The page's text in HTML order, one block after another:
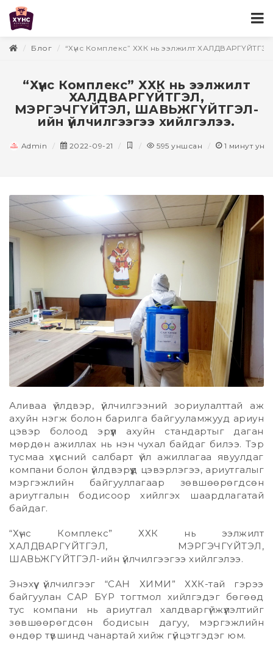
Блог “Хүнс Комплекс” ХХК нь ээлжилт
“Хүнс Комплекс” ХХК нь ээлжилт
ХАЛДВАРГҮЙТГЭЛ,
МЭРГЭЧГҮЙТЭЛ, ШАВЬЖГҮЙТГЭЛ-
ийн үйлчилгээгээ хийлгэлээ.
Admin 2022-09-21 595 уншсан 1 минут
Аливаа үйлдвэр, үйлчилгээний зориулалттай аж
ахуйн нэгж болон барилга байгууламжууд ариун
цэвэр болоод эрүүл ахуйн стандартыг даган
мөрдөн ажиллах нь нэн чухал байдаг билээ. Тэр
тусмаа хүнсний салбарт үйл ажиллагаа явуулдаг
компани болон үйлдвэрүүд цэвэрлэгээ, ариутгалыг
мэргэжлийн байгууллагаар зөвшөөрөгдсөн
ариутгалын бодисоор хийлгэх шаардлагатай
байдаг.
“Хүнс Комплекс” ХХК нь ээлжилт
ХАЛДВАРГҮЙТГЭЛ, МЭРГЭЧГҮЙТЭЛ,
ШАВЬЖГҮЙТГЭЛ-ийн үйлчилгээгээ хийлгэлээ.
Энэхүү үйлчилгээг “САН ХИМИ” ХХК-тай гэрээ
байгуулан САР БҮР тогтмол хийлгэдэг бөгөөд
тус компани нь ариутгал халдваргүйжүүлэлтийг
зөвшөөрөгдсөн бодисын дагуу, мэргэжлийн
өндөр түвшинд чанартай хийж гүйцэтгэдэг юм.